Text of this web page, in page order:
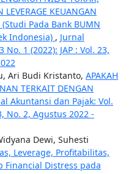
LEVERAGE KEUANGAN
(Studi Pada Bank BUMN
Indonesia) , Jurnal
1 (2022): JAP : Vol. 23,
Ari Budi Kristanto, APAKAH
TERKAIT DENGAN
Akuntansi dan Pajak: Vol.
No. 2, Agustus 2022 -
Dewi, Suhesti
Leverage, Profitabilitas,
Financial Distress pada